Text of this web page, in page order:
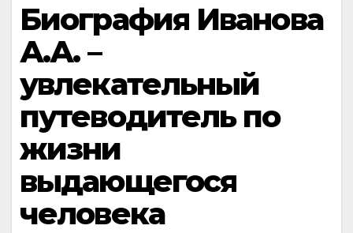
Биография Иванова
А.А. –
увлекательный
путеводитель по
жизни
выдающегося
человека